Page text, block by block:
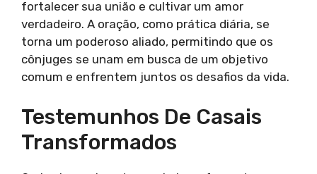
fortalecer sua união e cultivar um amor
verdadeiro. A oração, como prática diária, se
torna um poderoso aliado, permitindo que os
cônjuges se unam em busca de um objetivo
comum e enfrentem juntos os desafios da vida.
Testemunhos De Casais
Transformados